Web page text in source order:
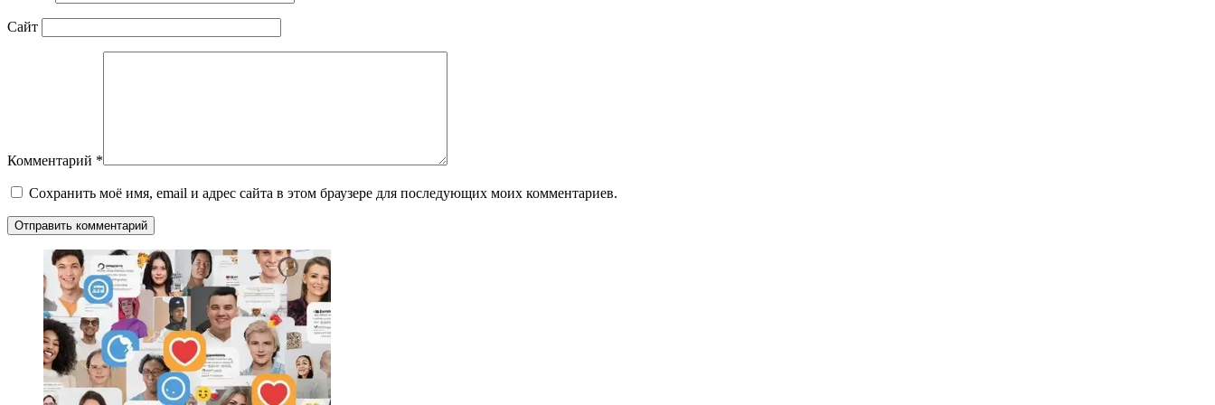
Сайт
Комментарий *
Сохранить моё имя, email и адрес сайта в этом браузере для последующих моих комментариев.